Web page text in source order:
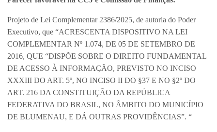
Projeto de Lei Complementar 2386/2025, de autoria do Poder
Executivo, que “ACRESCENTA DISPOSITIVO NA LEI
COMPLEMENTAR Nº 1.074, DE 05 DE SETEMBRO DE
2016, QUE “DISPÕE SOBRE O DIREITO FUNDAMENTAL
DE ACESSO À INFORMAÇÃO, PREVISTO NO INCISO
XXXIII DO ART. 5º, NO INCISO II DO §37 E NO §2º DO
ART. 216 DA CONSTITUIÇÃO DA REPÚBLICA
FEDERATIVA DO BRASIL, NO ÂMBITO DO MUNICÍPIO
DE BLUMENAU, E DÁ OUTRAS PROVIDÊNCIAS”. “